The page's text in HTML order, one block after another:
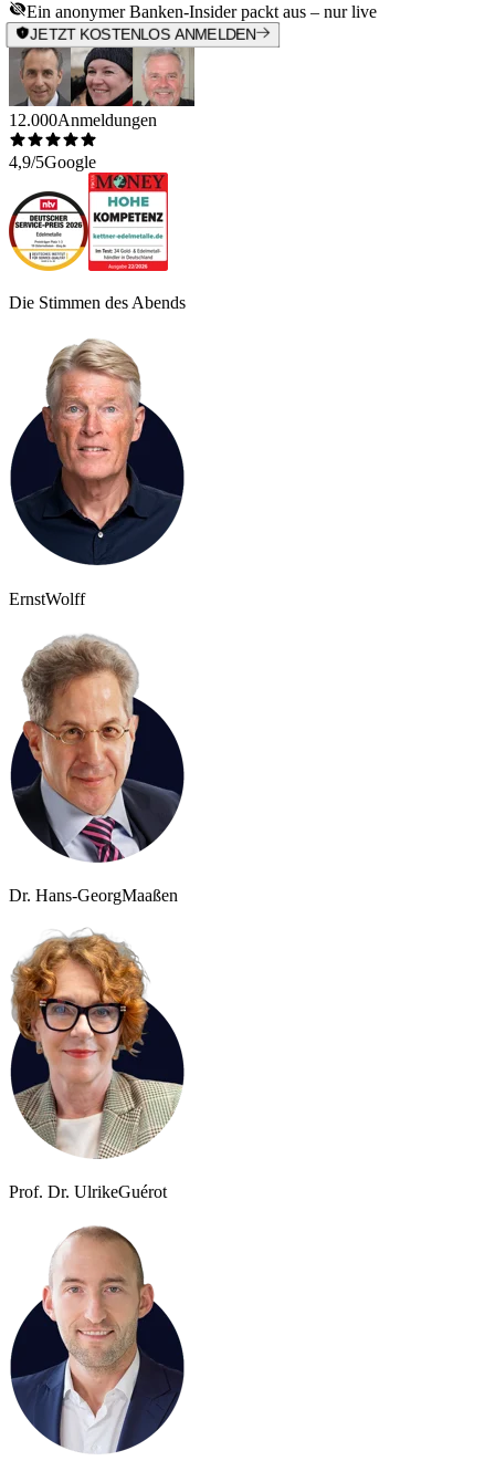
Ein anonymer Banken-Insider packt aus – nur live
JETZT KOSTENLOS ANMELDEN
12.000Anmeldungen
4,9/5Google
Die Stimmen des Abends
ErnstWolff
Dr. Hans-GeorgMaaßen
Prof. Dr. UlrikeGuérot